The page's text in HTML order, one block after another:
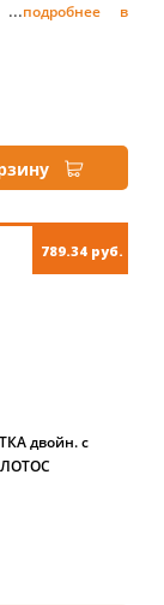
...подробнее в
789.34 руб.
двойн. с
ЛОТОС